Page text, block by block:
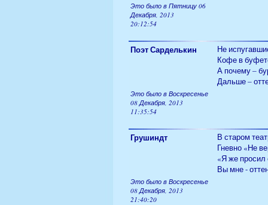
Это было в Пятницу 06
Декабря, 2013
20:12:54
Поэт Сарделькин
Не
Кофе в
А почему –
Дальше –
Это было в Воскресенье
08 Декабря, 2013
11:35:54
Грушиндт
В старом
Гневно «Не
«Я же просил
Вы мне -
Это было в Воскресенье
08 Декабря, 2013
21:40:20